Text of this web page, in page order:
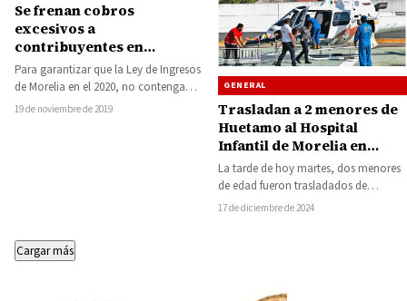
Se frenan cobros
excesivos a
contribuyentes en
Morelia: Tony Martínez y
Octavio Ocampo
Para garantizar que la Ley de Ingresos
de Morelia en el 2020, no contenga
cobros excesivos, se corrigió…
19 de noviembre de 2019
GENERAL
Trasladan a 2 menores de
Huetamo al Hospital
Infantil de Morelia en
ambulancia aérea
La tarde de hoy martes, dos menores
de edad fueron trasladados de
emergencia en una ambulancia aérea
17 de diciembre de 2024
Cargar más